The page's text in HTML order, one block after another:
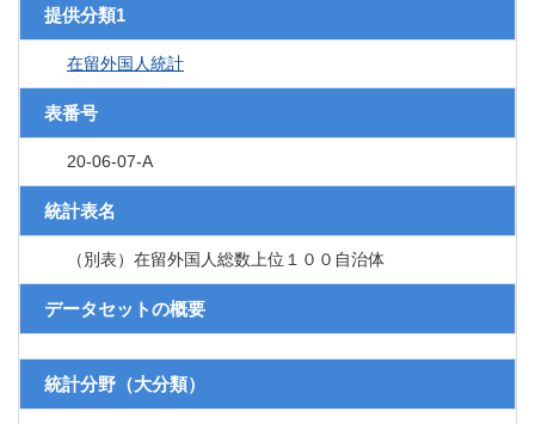
提供分類1
在留外国人統計
表番号
20-06-07-A
統計表名
（別表）在留外国人総数上位１００自治体
データセットの概要
統計分野（大分類）